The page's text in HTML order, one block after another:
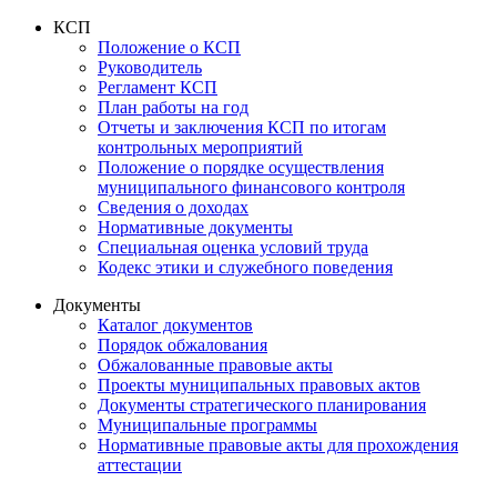
КСП
Положение о КСП
Руководитель
Регламент КСП
План работы на год
Отчеты и заключения КСП по итогам
контрольных мероприятий
Положение о порядке осуществления
муниципального финансового контроля
Сведения о доходах
Нормативные документы
Специальная оценка условий труда
Кодекс этики и служебного поведения
Документы
Каталог документов
Порядок обжалования
Обжалованные правовые акты
Проекты муниципальных правовых актов
Документы стратегического планирования
Муниципальные программы
Нормативные правовые акты для прохождения
аттестации